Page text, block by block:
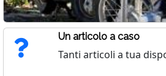
Un articolo a caso
Tanti articoli a tua